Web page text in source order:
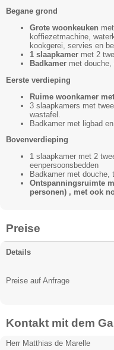
Begane grond
Grote woonkeuken
koffiezetmachine,
kookgerei, servies en
1 slaapkamer met 2
Badkamer met douche,
Eerste verdieping
Ruime woonkamer
3 slaapkamers met
wastafel.
Badkamer met ligbad
Bovenverdieping
1 slaapkamer met 2
eenpersoonsbedden
Badkamer met douche,
Ontspanningsruimte
personen) , met ook
Preise
Details
Preise auf Anfrage
Kontakt mit dem
Herr Matthias de Marelle